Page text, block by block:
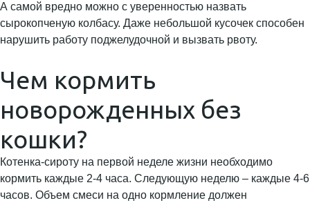
А самой вредно можно с уверенностью назвать
сырокопченую колбасу. Даже небольшой кусочек способен
нарушить работу поджелудочной и вызвать рвоту.
Чем кормить
новорожденных без
кошки?
Котенка-сироту на первой неделе жизни необходимо
кормить каждые 2-4 часа. Следующую неделю – каждые 4-6
часов. Объем смеси на одно кормление должен